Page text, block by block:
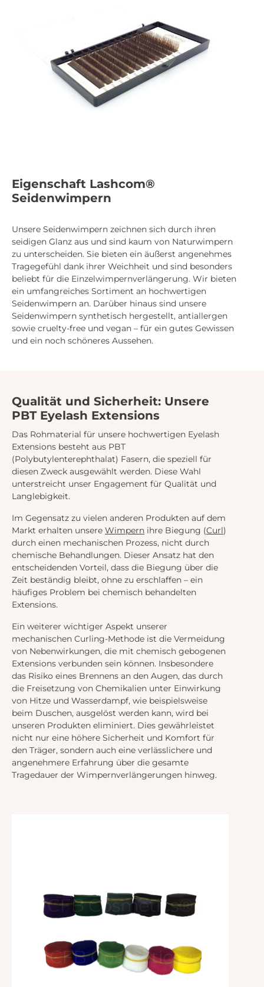
Eigenschaft Lashcom®
Seidenwimpern
Unsere Seidenwimpern zeichnen sich durch ihren
seidigen Glanz aus und sind kaum von Naturwimpern
zu unterscheiden. Sie bieten ein äußerst angenehmes
Tragegefühl dank ihrer Weichheit und sind besonders
beliebt für die Einzelwimpernverlängerung. Wir bieten
ein umfangreiches Sortiment an hochwertigen
Seidenwimpern an. Darüber hinaus sind unsere
Seidenwimpern synthetisch hergestellt, antiallergen
sowie cruelty-free und vegan – für ein gutes Gewissen
und ein noch schöneres Aussehen.
Qualität und Sicherheit: Unsere
PBT Eyelash Extensions
Das Rohmaterial für unsere hochwertigen Eyelash
Extensions besteht aus PBT
(Polybutylenterephthalat) Fasern, die speziell für
diesen Zweck ausgewählt werden. Diese Wahl
unterstreicht unser Engagement für Qualität und
Langlebigkeit.
Im Gegensatz zu vielen anderen Produkten auf dem
Markt erhalten unsere Wimpern ihre Biegung (Curl)
durch einen mechanischen Prozess, nicht durch
chemische Behandlungen. Dieser Ansatz hat den
entscheidenden Vorteil, dass die Biegung über die
Zeit beständig bleibt, ohne zu erschlaffen – ein
häufiges Problem bei chemisch behandelten
Extensions.
Ein weiterer wichtiger Aspekt unserer
mechanischen Curling-Methode ist die Vermeidung
von Nebenwirkungen, die mit chemisch gebogenen
Extensions verbunden sein können. Insbesondere
das Risiko eines Brennens an den Augen, das durch
die Freisetzung von Chemikalien unter Einwirkung
von Hitze und Wasserdampf, wie beispielsweise
beim Duschen, ausgelöst werden kann, wird bei
unseren Produkten eliminiert. Dies gewährleistet
nicht nur eine höhere Sicherheit und Komfort für
den Träger, sondern auch eine verlässlichere und
angenehmere Erfahrung über die gesamte
Tragedauer der Wimpernverlängerungen hinweg.